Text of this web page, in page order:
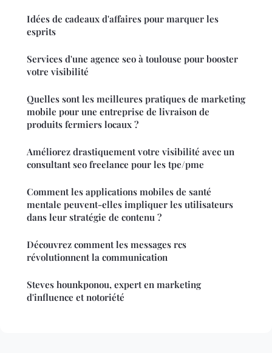
Idées de cadeaux d'affaires pour marquer les
esprits
Services d'une agence seo à toulouse pour booster
votre visibilité
Quelles sont les meilleures pratiques de marketing
mobile pour une entreprise de livraison de
produits fermiers locaux ?
Améliorez drastiquement votre visibilité avec un
consultant seo freelance pour les tpe/pme
Comment les applications mobiles de santé
mentale peuvent-elles impliquer les utilisateurs
dans leur stratégie de contenu ?
Découvrez comment les messages rcs
révolutionnent la communication
Steves hounkponou, expert en marketing
d'influence et notoriété